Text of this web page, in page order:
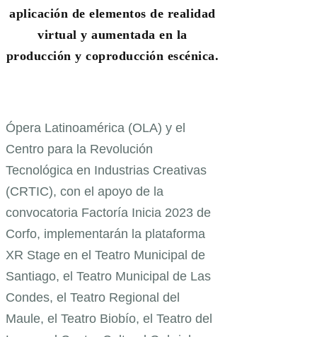
aplicación de elementos de realidad
virtual y aumentada en la
producción y coproducción escénica.
Ópera Latinoamérica (OLA) y el
Centro para la Revolución
Tecnológica en Industrias Creativas
(CRTIC), con el apoyo de la
convocatoria Factoría Inicia 2023 de
Corfo, implementarán la plataforma
XR Stage en el Teatro Municipal de
Santiago, el Teatro Municipal de Las
Condes, el Teatro Regional del
Maule, el Teatro Biobío, el Teatro del